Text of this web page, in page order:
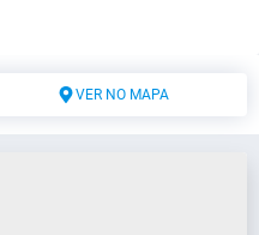
VER NO MAPA